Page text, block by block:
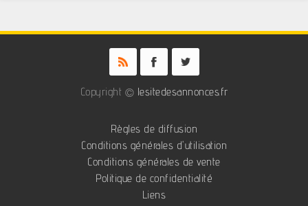
Copyright © lesitedesannonces.fr
Règles de diffusion
Conditions générales d'utilisation
Conditions générales de vente
Politique de confidentialité
Liens